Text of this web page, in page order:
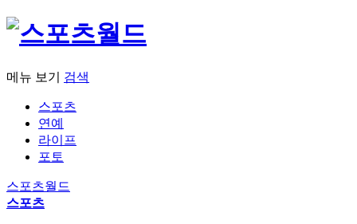
메뉴 보기 검색
스포츠
연예
라이프
포토
스포츠월드
스포츠